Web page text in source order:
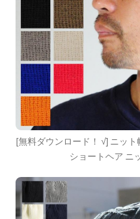
[無料ダウンロード！ √] ニッ
ショートヘア ニ